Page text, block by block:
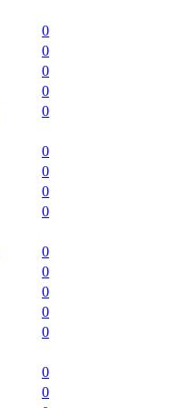
0
0
0
0
0
0
0
0
0
0
0
0
0
0
0
0